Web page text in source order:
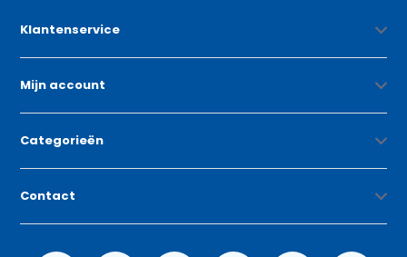
Klantenservice
Mijn account
Categorieën
Contact